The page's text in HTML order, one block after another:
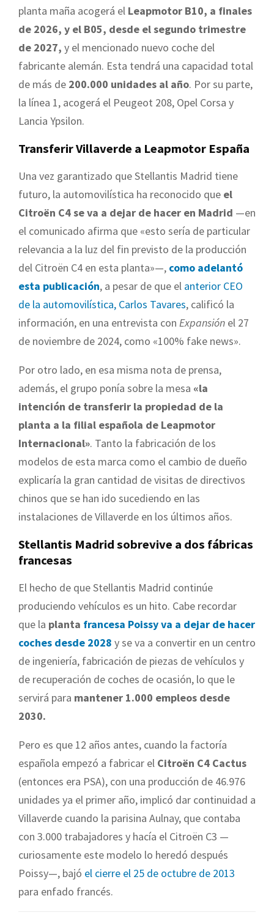
planta maña acogerá el Leapmotor B10, a finales
de 2026, y el B05, desde el segundo trimestre
de 2027, y el mencionado nuevo coche del
fabricante alemán. Esta tendrá una capacidad total
de más de 200.000 unidades al año. Por su parte,
la línea 1, acogerá el Peugeot 208, Opel Corsa y
Lancia Ypsilon.
Transferir Villaverde a Leapmotor España
Una vez garantizado que Stellantis Madrid tiene
futuro, la automovilística ha reconocido que el
Citroën C4 se va a dejar de hacer en Madrid —en
el comunicado afirma que «esto sería de particular
relevancia a la luz del fin previsto de la producción
del Citroën C4 en esta planta»—, como adelantó
esta publicación, a pesar de que el anterior CEO
de la automovilística, Carlos Tavares, calificó la
información, en una entrevista con Expansión el 27
de noviembre de 2024, como «100% fake news».
Por otro lado, en esa misma nota de prensa,
además, el grupo ponía sobre la mesa «la
intención de transferir la propiedad de la
planta a la filial española de Leapmotor
Internacional». Tanto la fabricación de los
modelos de esta marca como el cambio de dueño
explicaría la gran cantidad de visitas de directivos
chinos que se han ido sucediendo en las
instalaciones de Villaverde en los últimos años.
Stellantis Madrid sobrevive a dos fábricas
francesas
El hecho de que Stellantis Madrid continúe
produciendo vehículos es un hito. Cabe recordar
que la planta francesa Poissy va a dejar de hacer
coches desde 2028 y se va a convertir en un centro
de ingeniería, fabricación de piezas de vehículos y
de recuperación de coches de ocasión, lo que le
servirá para mantener 1.000 empleos desde
2030.
Pero es que 12 años antes, cuando la factoría
española empezó a fabricar el Citroën C4 Cactus
(entonces era PSA), con una producción de 46.976
unidades ya el primer año, implicó dar continuidad a
Villaverde cuando la parisina Aulnay, que contaba
con 3.000 trabajadores y hacía el Citroën C3 —
curiosamente este modelo lo heredó después
Poissy—, bajó el cierre el 25 de octubre de 2013
para enfado francés.